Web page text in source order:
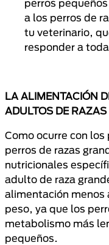
perros
a los perros de
tu veterinario,
responder a
LA ALIMENTACIÓN
ADULTOS DE
Como ocurre con
perros de razas
nutricionales
adulto de raza
alimentación menos
peso, ya que los
metabolismo más
pequeños.